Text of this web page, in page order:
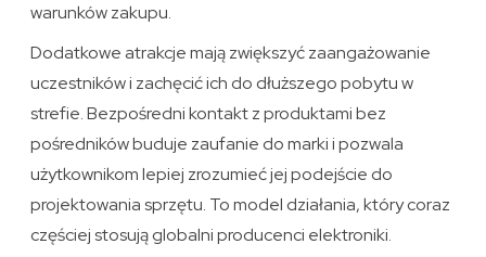
warunków zakupu.
Dodatkowe atrakcje mają zwiększyć zaangażowanie
uczestników i zachęcić ich do dłuższego pobytu w
strefie. Bezpośredni kontakt z produktami bez
pośredników buduje zaufanie do marki i pozwala
użytkownikom lepiej zrozumieć jej podejście do
projektowania sprzętu. To model działania, który coraz
częściej stosują globalni producenci elektroniki.